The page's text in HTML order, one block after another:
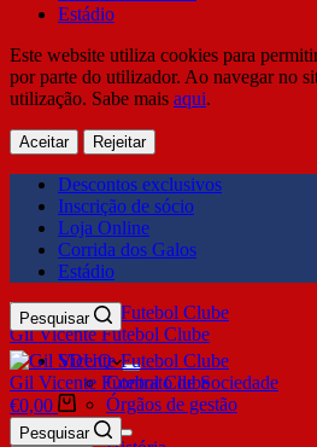
Estádio
Este website utiliza cookies para
por parte do utilizador. Ao navegar no
utilização. Sabe mais aqui.
Aceitar Rejeitar
Descontos exclusivos
Inscrição de sócio
Loja Online
Corrida dos Galos
Estádio
Gil Vicente Futebol Clube
Pesquisar
SDUQ
Contrato de Sociedade
Órgãos de gestão
Clube
Gil Vicente Futebol Clube
€0,00
Pesquisar